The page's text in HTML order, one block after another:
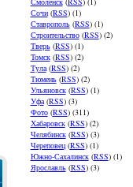
Сочи(RSS) (1)
Ставрополь(RSS) (1)
Строительство(RSS) (2)
Тверь(RSS) (1)
Томск(RSS) (2)
Тула(RSS) (2)
Тюмень(RSS) (2)
Ульяновск(RSS) (1)
Уфа(RSS) (3)
Фото(RSS) (311)
Хабаровск(RSS) (2)
Челябинск(RSS) (3)
Череповец(RSS) (1)
Южно-Сахалинск(RSS) (1)
Ярославль(RSS) (3)